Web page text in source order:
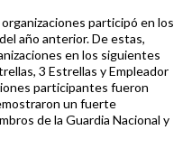
participó en los
año anterior. De estas,
en los siguientes
3 Estrellas y Empleador
participantes fueron
un fuerte
de la Guardia Nacional y